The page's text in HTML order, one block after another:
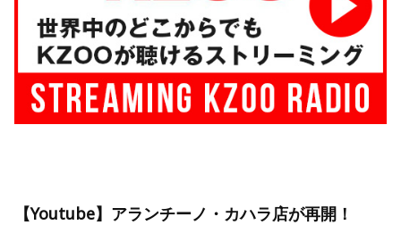
【Youtube】アランチーノ・カハラ店が再開！